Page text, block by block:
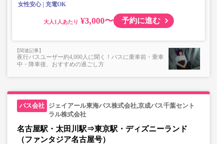
女性安心 充電OK
大人 ¥3,000〜 予約に進む
夜行バスユーザー約4,000人に聞く！バスに乗車前・乗車
中・降車後、おすすめの過ごし方
ジェイアール東海バス株式会社,京成バス千葉セント
ラル株式会社
名古屋駅・太田川駅⇒東京駅・ディズニーランド
（ファンタジア名古屋号）